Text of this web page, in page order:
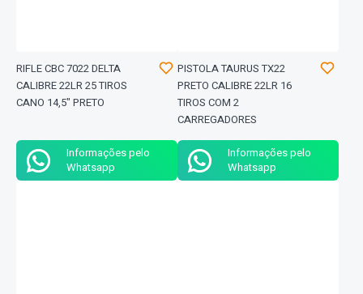
RIFLE CBC 7022 DELTA
CALIBRE 22LR 25 TIROS
CANO 14,5" PRETO
Informações pelo
Whatsapp
PISTOLA TAURUS TX22
PRETO CALIBRE 22LR 16
TIROS COM 2
CARREGADORES
Informações pelo
Whatsapp